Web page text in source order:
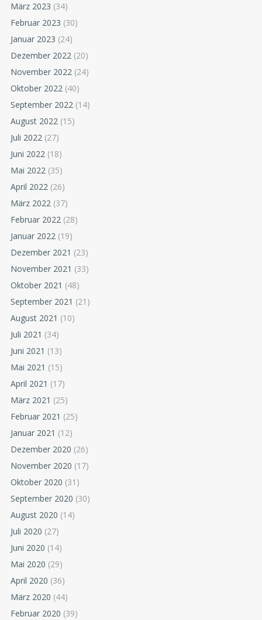
März 2023 (34)
Februar 2023 (30)
Januar 2023 (24)
Dezember 2022 (20)
November 2022 (24)
Oktober 2022 (40)
September 2022 (14)
August 2022 (15)
Juli 2022 (27)
Juni 2022 (18)
Mai 2022 (35)
April 2022 (26)
März 2022 (37)
Februar 2022 (28)
Januar 2022 (19)
Dezember 2021 (23)
November 2021 (33)
Oktober 2021 (48)
September 2021 (21)
August 2021 (10)
Juli 2021 (34)
Juni 2021 (13)
Mai 2021 (15)
April 2021 (17)
März 2021 (25)
Februar 2021 (25)
Januar 2021 (12)
Dezember 2020 (26)
November 2020 (17)
Oktober 2020 (31)
September 2020 (30)
August 2020 (14)
Juli 2020 (27)
Juni 2020 (14)
Mai 2020 (29)
April 2020 (36)
März 2020 (44)
Februar 2020 (39)